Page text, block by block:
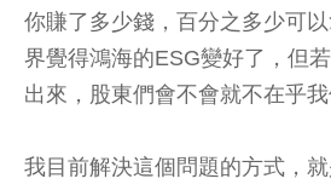
你賺了多少錢，百分之多少可
界覺得鴻海的ESG變好了，但
出來，股東們會不會就不在乎
我目前解決這個問題的方式，